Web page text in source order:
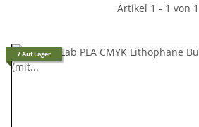
Artikel 1 - 1 von 1
7 Auf Lager